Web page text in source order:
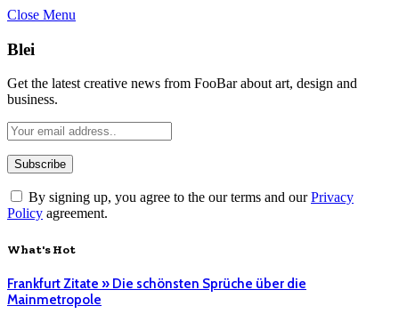
Close Menu
Blei
Get the latest creative news from FooBar about art, design and
business.
By signing up, you agree to the our terms and ourPrivacy
Policy agreement.
What's Hot
Frankfurt Zitate » Die schönsten Sprüche über die
Mainmetropole